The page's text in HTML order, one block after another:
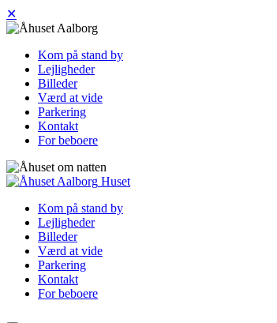
✕
Kom på stand by
Lejligheder
Billeder
Værd at vide
Parkering
Kontakt
For beboere
Huset
Kom på stand by
Lejligheder
Billeder
Værd at vide
Parkering
Kontakt
For beboere